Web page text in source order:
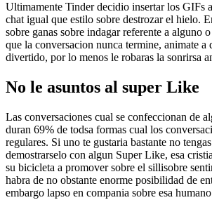
Ultimamente Tinder decidio insertar los GIFs
chat igual que estilo sobre destrozar el hielo.
sobre ganas sobre indagar referente a alguno
que la conversacion nunca termine, animate
divertido, por lo menos le robaras la sonrirsa
No le asuntos al super Like
Las conversaciones cual se confeccionan de
duran 69% de todsa formas cual los
regulares. Si uno te gustaria bastante no
demostrarselo con algun Super Like, esa
su bicicleta a promover sobre el silli­sobre
habra de no obstante enorme posibilidad de
embargo lapso en compania sobre esa